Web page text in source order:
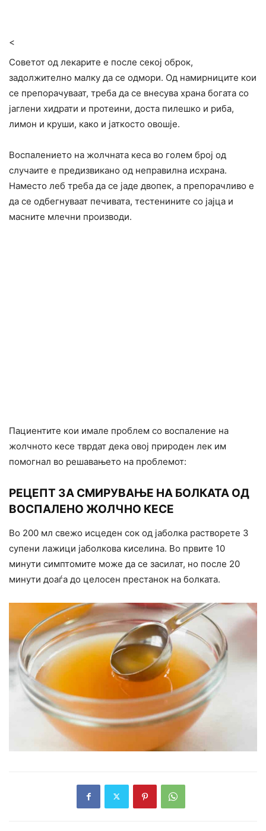
<
Советот од лекарите е после секој оброк,
задолжително малку да се одмори. Од намирниците кои
се препорачуваат, треба да се внесува храна богата со
јаглени хидрати и протеини, доста пилешко и риба,
лимон и круши, како и јаткосто овошје.
Воспалението на жолчната кеса во голем број од
случаите е предизвикано од неправилна исхрана.
Наместо леб треба да се јаде двопек, а препорачливо е
да се одбегнуваат печивата, тестенините со јајца и
масните млечни производи.
Пациентите кои имале проблем со воспаление на
жолчното кесе тврдат дека овој природен лек им
помогнал во решавањето на проблемот:
РЕЦЕПТ ЗА СМИРУВАЊЕ НА БОЛКАТА ОД
ВОСПАЛЕНО ЖОЛЧНО КЕСЕ
Во 200 мл свежо исцеден сок од јаболка растворете 3
супени лажици јаболкова киселина. Во првите 10
минути симптомите може да се засилат, но после 20
минути доаѓа до целосен престанок на болката.